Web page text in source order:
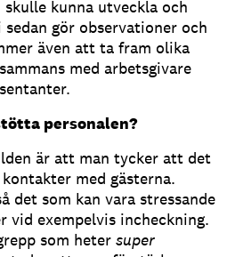
kunna utveckla och
gör observationer och
även att ta fram olika
med arbetsgivare
personalen?
är att man tycker att det
med gästerna.
det som kan vara stressande
vid exempelvis incheckning.
som heter super